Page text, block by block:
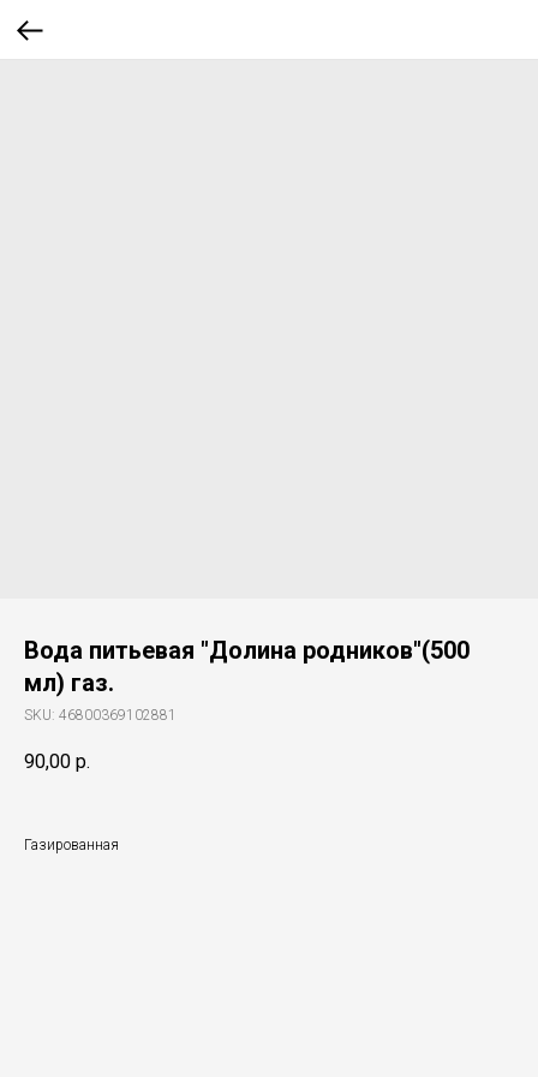
Вода питьевая "Долина родников"(500
мл) газ.
SKU: 46800369102881
90,00 р.
Газированная